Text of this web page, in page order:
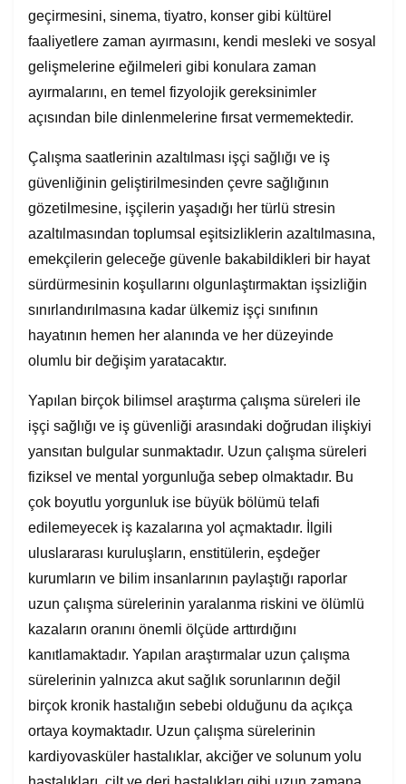
geçirmesini, sinema, tiyatro, konser gibi kültürel
faaliyetlere zaman ayırmasını, kendi mesleki ve sosyal
gelişmelerine eğilmeleri gibi konulara zaman
ayırmalarını, en temel fizyolojik gereksinimler
açısından bile dinlenmelerine fırsat vermemektedir.
Çalışma saatlerinin azaltılması işçi sağlığı ve iş
güvenliğinin geliştirilmesinden çevre sağlığının
gözetilmesine, işçilerin yaşadığı her türlü stresin
azaltılmasından toplumsal eşitsizliklerin azaltılmasına,
emekçilerin geleceğe güvenle bakabildikleri bir hayat
sürdürmesinin koşullarını olgunlaştırmaktan işsizliğin
sınırlandırılmasına kadar ülkemiz işçi sınıfının
hayatının hemen her alanında ve her düzeyinde
olumlu bir değişim yaratacaktır.
Yapılan birçok bilimsel araştırma çalışma süreleri ile
işçi sağlığı ve iş güvenliği arasındaki doğrudan ilişkiyi
yansıtan bulgular sunmaktadır. Uzun çalışma süreleri
fiziksel ve mental yorgunluğa sebep olmaktadır. Bu
çok boyutlu yorgunluk ise büyük bölümü telafi
edilemeyecek iş kazalarına yol açmaktadır. İlgili
uluslararası kuruluşların, enstitülerin, eşdeğer
kurumların ve bilim insanlarının paylaştığı raporlar
uzun çalışma sürelerinin yaralanma riskini ve ölümlü
kazaların oranını önemli ölçüde arttırdığını
kanıtlamaktadır. Yapılan araştırmalar uzun çalışma
sürelerinin yalnızca akut sağlık sorunlarının değil
birçok kronik hastalığın sebebi olduğunu da açıkça
ortaya koymaktadır. Uzun çalışma sürelerinin
kardiyovasküler hastalıklar, akciğer ve solunum yolu